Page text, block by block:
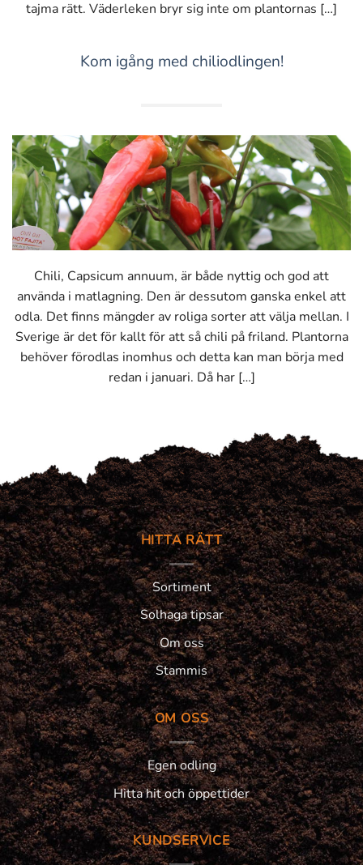
tajma rätt. Väderleken bryr sig inte om plantornas […]
Kom igång med chiliodlingen!
Chili, Capsicum annuum, är både nyttig och god att
använda i matlagning. Den är dessutom ganska enkel att
odla. Det finns mängder av roliga sorter att välja mellan. I
Sverige är det för kallt för att så chili på friland. Plantorna
behöver förodlas inomhus och detta kan man börja med
redan i januari. Då har […]
HITTA RÄTT
Sortiment
Solhaga tipsar
Om oss
Stammis
OM OSS
Egen odling
Hitta hit och öppettider
KUNDSERVICE